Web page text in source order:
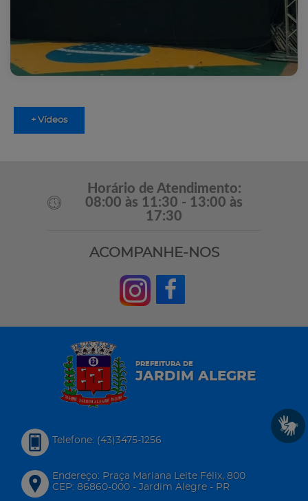
+ Vídeos
Horário de Atendimento:
08:00 às 11:30 - 13:00 às
17:30
ACOMPANHE-NOS
PREFEITURA DE
JARDIM ALEGRE
Telefone: (43)3475-1256
Endereço: Praça Mariana Leite Félix, 800
CEP: 86860-000 - Jardim Alegre - PR